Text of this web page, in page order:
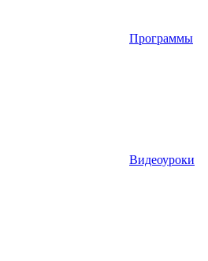
Программы
Видеоуроки